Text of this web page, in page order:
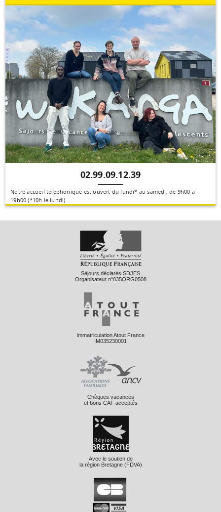
02.99.09.12.39
Notre accueil téléphonique est ouvert du lundi* au samedi, de 9h00 à
19h00 (*10h le lundi)
Séjours déclarés SDJES
Organisateur n°035ORG0508
Immatriculation Atout France
IM035230001
Chèques vacances
et bons CAF acceptés
Avec le soutien de
la région Bretagne (FDVA)